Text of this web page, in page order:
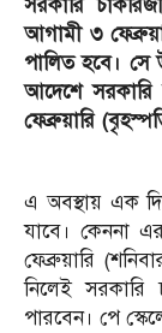
সরকারি
আগামী ৩
পালিত হবে। সে
আদেশে
ফেব্রুয়ারি
এ অবস্থায় এক
যাবে। কেননা
ফেব্রুয়ারি
নিলেই সরকারি
পারবেন। পে